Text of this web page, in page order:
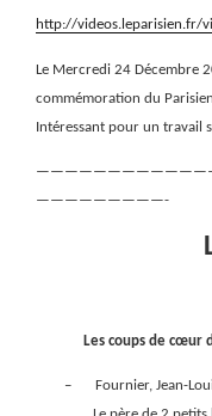
http://videos.leparisien.fr/
Le Mercredi 24 Décembre
commémoration du
Intéressant pour un travail
—————————-
Les coups de cœur
–
Fournier, Jean-